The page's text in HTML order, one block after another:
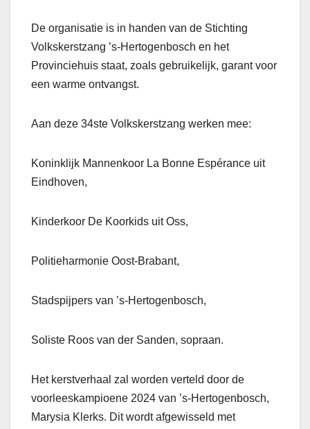
De organisatie is in handen van de Stichting
Volkskerstzang ’s-Hertogenbosch en het
Provinciehuis staat, zoals gebruikelijk, garant voor
een warme ontvangst.
Aan deze 34ste Volkskerstzang werken mee:
Koninklijk Mannenkoor La Bonne Espérance uit
Eindhoven,
Kinderkoor De Koorkids uit Oss,
Politieharmonie Oost-Brabant,
Stadspijpers van ’s-Hertogenbosch,
Soliste Roos van der Sanden, sopraan.
Het kerstverhaal zal worden verteld door de
voorleeskampioene 2024 van ’s-Hertogenbosch,
Marysia Klerks. Dit wordt afgewisseld met